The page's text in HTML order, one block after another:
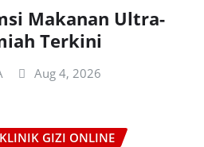
Makanan Ultra-
Terkini
Aug 4, 2026
KLINIK GIZI ONLINE